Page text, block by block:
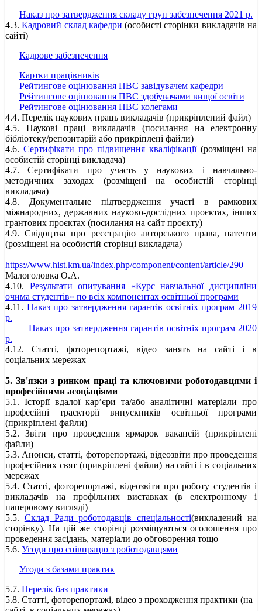
Наказ про затвердження складу груп забезпечення 2021 р.
4.3.Кадровий склад кафедри (особисті сторінки викладачів на
сайті)
Кадрове забезпечення
Картки працівників
Рейтингове оцінювання ПВС завідувачем кафедри
Рейтингове оцінювання ПВС здобувачами вищої освіти
Рейтингове оцінювання ПВС колегами
4.4. Перелік наукових праць викладачів (прикріплений файл)
4.5. Наукові праці викладачів (посилання на електронну
бібліотеку/репозитарій або прикріплені файли)
4.6. Сертифікати про підвищення кваліфікації(розміщені на
особистій сторінці викладача)
4.7. Сертифікати про участь у наукових і навчально-
методичних заходах (розміщені на особистій сторінці
викладача)
4.8. Документальне підтвердження участі в рамкових
міжнародних, державних науково-дослідних проєктах, інших
грантових проєктах (посилання на сайт проєкту)
4.9. Свідоцтва про реєстрацію авторського права, патенти
(розміщені на особистій сторінці викладача)
https://www.hist.km.ua/index.php/component/content/article/290
Малоголовка О.А.
4.10. Результати опитування «Курс навчальної дисципліни
очима студентів» по всіх компонентах освітньої програми
4.11. Наказ про затвердження гарантів освітніх програм 2019
р.
Наказ про затвердження гарантів освітніх програм 2020
р.
4.12. Статті, фоторепортажі, відео занять на сайті і в
соціальних мережах
5. Зв'язки з ринком праці та ключовими роботодавцями і
професійними асоціаціями
5.1. Історії вдалої кар’єри та/або аналітичні матеріали про
професійні траєкторії випускників освітньої програми
(прикріплені файли)
5.2. Звіти про проведення ярмарок вакансій (прикріплені
файли)
5.3. Анонси, статті, фоторепортажі, відеозвіти про проведення
професійних свят (прикріплені файли) на сайті і в соціальних
мережах
5.4. Статті, фоторепортажі, відеозвіти про роботу студентів і
викладачів на профільних виставках (в електронному і
паперовому вигляді)
5.5. Склад Ради роботодавців спеціальності(викладений на
сторінку). На цій же сторінці розміщуються оголошення про
проведення засідань, матеріали до обговорення тощо
5.6. Угоди про співпрацю з роботодавцями
Угоди з базами практик
5.7. Перелік баз практики
5.8. Статті, фоторепортажі, відео з проходження практики (на